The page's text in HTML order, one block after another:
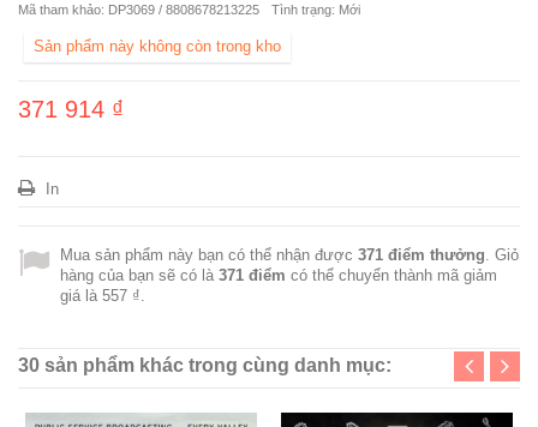
Mã tham khảo: DP3069 / 8808678213225 Tình trạng: Mới
Sản phẩm này không còn trong kho
371 914 ₫
In
Mua sản phẩm này bạn có thể nhận được 371 điểm thưởng . Giỏ
hàng của bạn sẽ có là 371 điểm có thể chuyển thành mã giảm
giá là 557 ₫
30 sản phẩm khác trong cùng danh mục: